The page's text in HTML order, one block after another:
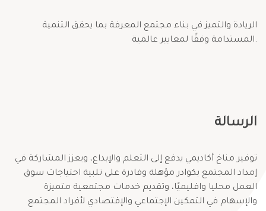
الريادة والتميز في بناء مجتمع المعرفة بما يحقق التنمية
المستدامة وفقًا لمعايير عالمية.
الرسالة
توفير مناخ أكاديمي يدفع إلى التعلم والإبداع، ويعزز المشاركة في
إمداد المجتمع بكوادر مؤهلة وقادرة على تلبية احتياجات سوق
العمل محليا واقليميًا، وتقديم خدمات مجتمعية متميزة
والإسهام في التمكين الإجتماعي والإقتصادي لأفراد المجتمع